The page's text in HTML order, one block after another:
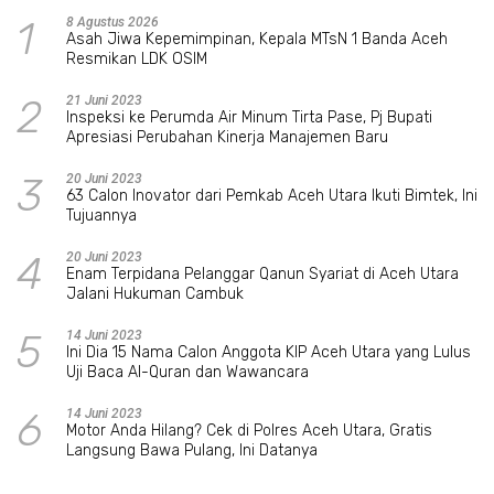
1 8 Agustus 2026
Asah Jiwa Kepemimpinan, Kepala MTsN 1 Banda Aceh
Resmikan LDK OSIM
2 21 Juni 2023
Inspeksi ke Perumda Air Minum Tirta Pase, Pj Bupati
Apresiasi Perubahan Kinerja Manajemen Baru
3 20 Juni 2023
63 Calon Inovator dari Pemkab Aceh Utara Ikuti Bimtek, Ini
Tujuannya
4 20 Juni 2023
Enam Terpidana Pelanggar Qanun Syariat di Aceh Utara
Jalani Hukuman Cambuk
5 14 Juni 2023
Ini Dia 15 Nama Calon Anggota KIP Aceh Utara yang Lulus
Uji Baca Al-Quran dan Wawancara
6 14 Juni 2023
Motor Anda Hilang? Cek di Polres Aceh Utara, Gratis
Langsung Bawa Pulang, Ini Datanya